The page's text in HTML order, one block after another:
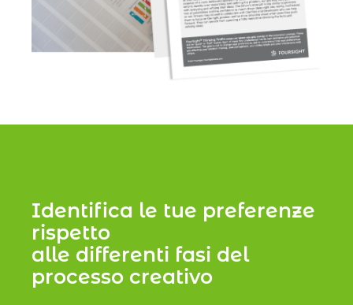
Identifica le tue preferenze
rispetto
alle differenti fasi del
processo creativo